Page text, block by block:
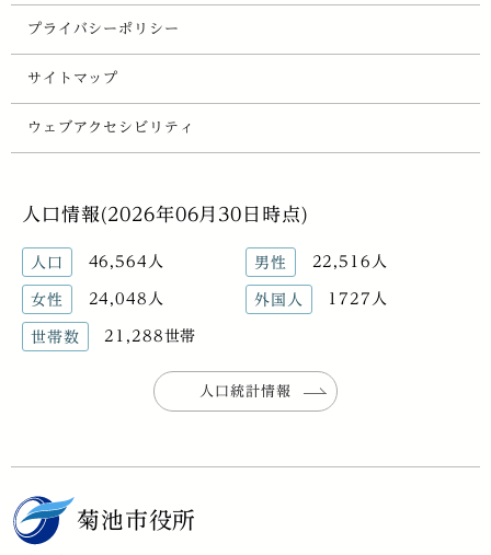
プライバシーポリシー
サイトマップ
ウェブアクセシビリティ
人口情報(2026年06月30日時点)
人口 46,564人 男性 22,516人
女性 24,048人 外国人 1727人
世帯数 21,288世帯
人口統計情報
菊池市役所